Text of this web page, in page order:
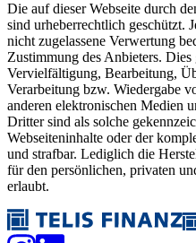
Die auf dieser Webseite durch
sind urheberrechtlich geschützt.
nicht zugelassene Verwertung
Zustimmung des Anbieters.
Vervielfältigung, Bearbeitung,
Verarbeitung bzw. Wiedergabe
anderen elektronischen Medien
Dritter sind als solche
Webseiteninhalte oder der
und strafbar. Lediglich die
für den persönlichen, privaten
erlaubt.